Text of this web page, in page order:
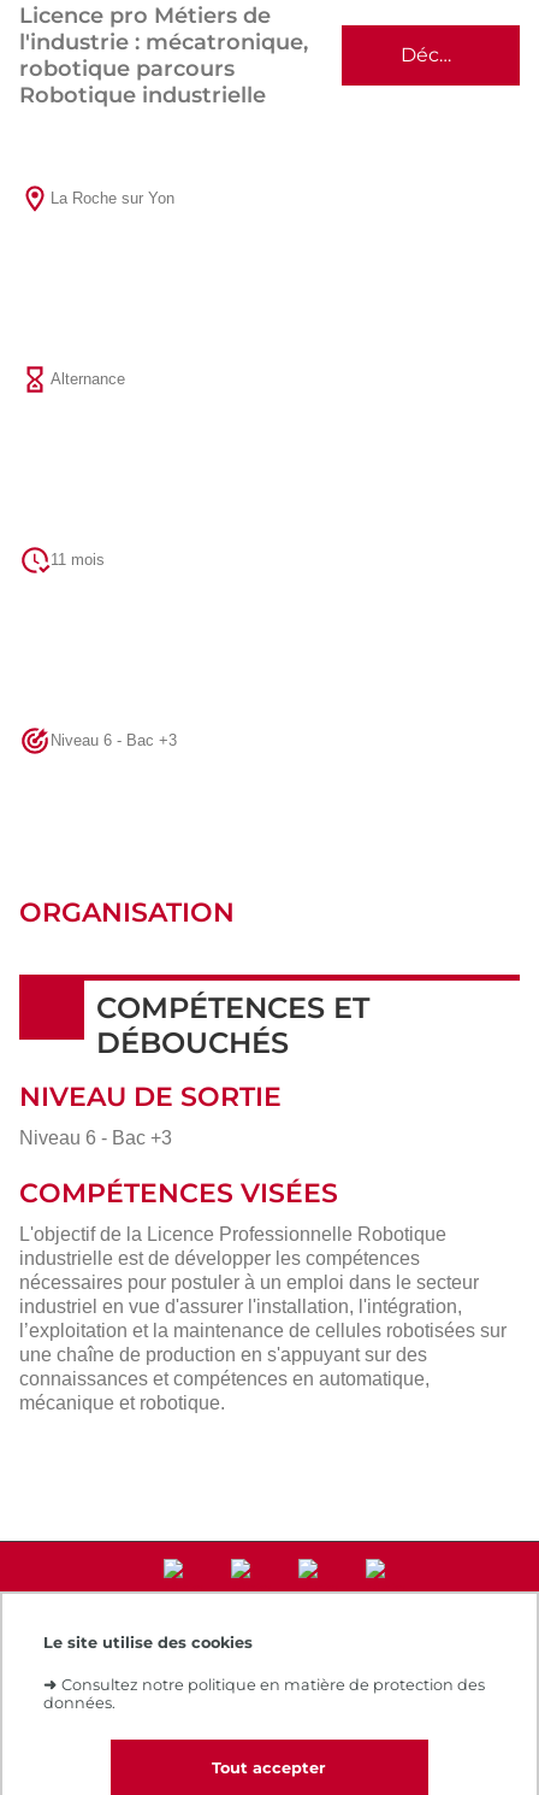
Le site utilise des cookies
➜ Consultez notre politique en matière de protection des
données.
Tout accepter
Licence pro Métiers de
l'industrie : mécatronique,
robotique parcours
Robotique industrielle
Découvrir
La Roche sur Yon
Alternance
11 mois
Niveau 6 - Bac +3
ORGANISATION
COMPÉTENCES ET
DÉBOUCHÉS
NIVEAU DE SORTIE
Niveau 6 - Bac +3
COMPÉTENCES VISÉES
L'objectif de la Licence Professionnelle Robotique
industrielle est de développer les compétences
nécessaires pour postuler à un emploi dans le secteur
industriel en vue d'assurer l'installation, l'intégration,
l’exploitation et la maintenance de cellules robotisées sur
une chaîne de production en s'appuyant sur des
connaissances et compétences en automatique,
mécanique et robotique.
Accès direct
Notre e-boutique
Le Cnam recrute
Contacts et plans d'accès